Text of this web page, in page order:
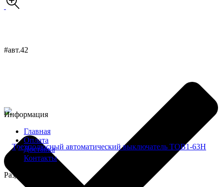
#авт.42
Информация
Главная
Оплата
Доставка
Контакты
Разделы